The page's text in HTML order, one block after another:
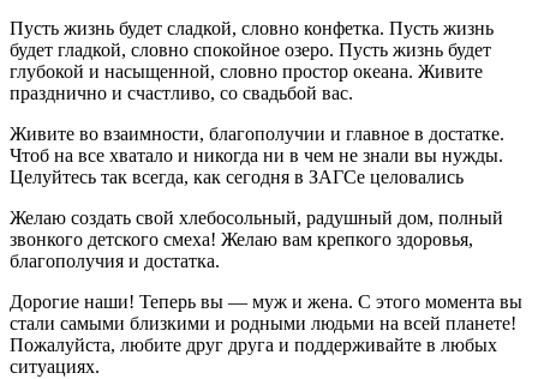
Пусть жизнь будет сладкой, словно конфетка. Пусть жизнь
будет гладкой, словно спокойное озеро. Пусть жизнь будет
глубокой и насыщенной, словно простор океана. Живите
празднично и счастливо, со свадьбой вас.
Живите во взаимности, благополучии и главное в достатке.
Чтоб на все хватало и никогда ни в чем не знали вы нужды.
Целуйтесь так всегда, как сегодня в ЗАГСе целовались
Желаю создать свой хлебосольный, радушный дом, полный
звонкого детского смеха! Желаю вам крепкого здоровья,
благополучия и достатка.
Дорогие наши! Теперь вы — муж и жена. С этого момента вы
стали самыми близкими и родными людьми на всей планете!
Пожалуйста, любите друг друга и поддерживайте в любых
ситуациях.